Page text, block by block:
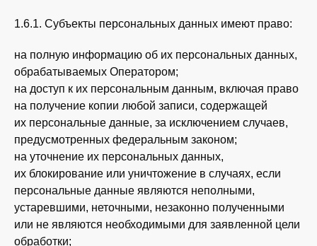
1.6.1. Субъекты персональных данных имеют право:
на полную информацию об их персональных данных,
обрабатываемых Оператором;
на доступ к их персональным данным, включая право
на получение копии любой записи, содержащей
их персональные данные, за исключением случаев,
предусмотренных федеральным законом;
на уточнение их персональных данных,
их блокирование или уничтожение в случаях, если
персональные данные являются неполными,
устаревшими, неточными, незаконно полученными
или не являются необходимыми для заявленной цели
обработки;